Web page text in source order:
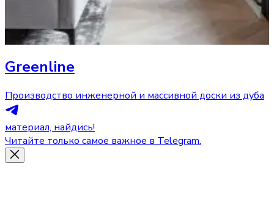
Greenline
Производство инженерной и массивной доски из дуба
материал, найдись!
Читайте только самое важное в Telegram.